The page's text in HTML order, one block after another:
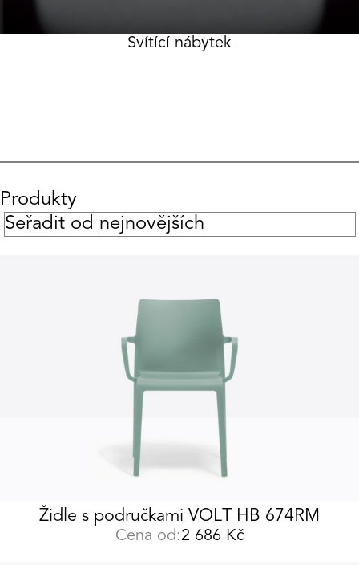
Svítící nábytek
Produkty
Židle s područkami VOLT HB 674RM
Cena od:2 686 Kč